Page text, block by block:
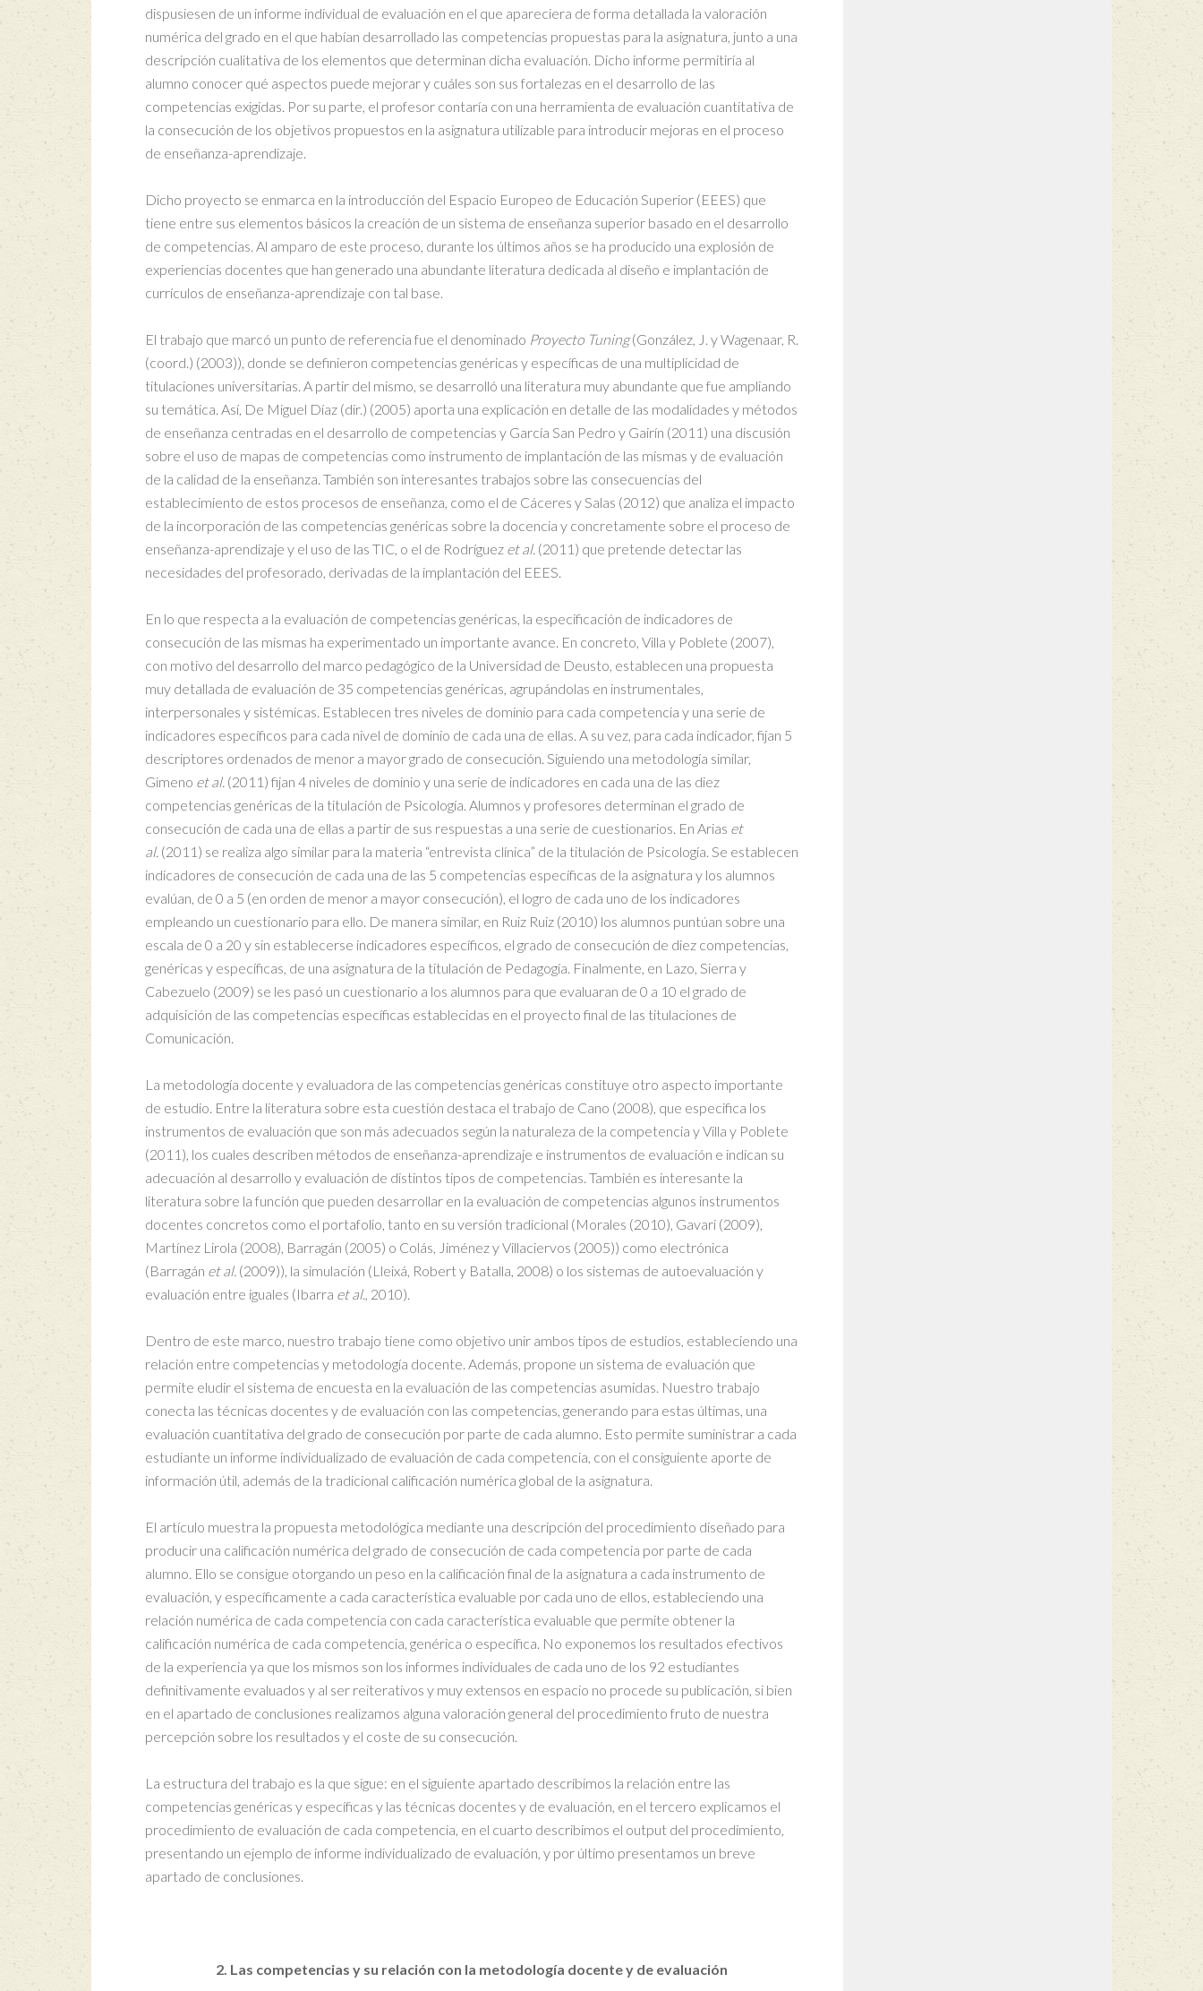
dispusiesen de un informe individual de evaluación en el que apareciera de forma detallada la valoración
numérica del grado en el que habían desarrollado las competencias propuestas para la asignatura, junto a una
descripción cualitativa de los elementos que determinan dicha evaluación. Dicho informe permitiría al
alumno conocer qué aspectos puede mejorar y cuáles son sus fortalezas en el desarrollo de las
competencias exigidas. Por su parte, el profesor contaría con una herramienta de evaluación cuantitativa de
la consecución de los objetivos propuestos en la asignatura utilizable para introducir mejoras en el proceso
de enseñanza-aprendizaje.
Dicho proyecto se enmarca en la introducción del Espacio Europeo de Educación Superior (EEES) que
tiene entre sus elementos básicos la creación de un sistema de enseñanza superior basado en el desarrollo
de competencias. Al amparo de este proceso, durante los últimos años se ha producido una explosión de
experiencias docentes que han generado una abundante literatura dedicada al diseño e implantación de
currículos de enseñanza-aprendizaje con tal base.
El trabajo que marcó un punto de referencia fue el denominado Proyecto Tuning(González, J. y Wagenaar, R.
(coord.) (2003)), donde se definieron competencias genéricas y específicas de una multiplicidad de
titulaciones universitarias. A partir del mismo, se desarrolló una literatura muy abundante que fue ampliando
su temática. Así, De Miguel Díaz (dir.) (2005) aporta una explicación en detalle de las modalidades y métodos
de enseñanza centradas en el desarrollo de competencias y García San Pedro y Gairín (2011) una discusión
sobre el uso de mapas de competencias como instrumento de implantación de las mismas y de evaluación
de la calidad de la enseñanza. También son interesantes trabajos sobre las consecuencias del
establecimiento de estos procesos de enseñanza, como el de Cáceres y Salas (2012) que analiza el impacto
de la incorporación de las competencias genéricas sobre la docencia y concretamente sobre el proceso de
enseñanza-aprendizaje y el uso de las TIC, o el de Rodríguez et al. (2011) que pretende detectar las
necesidades del profesorado, derivadas de la implantación del EEES.
En lo que respecta a la evaluación de competencias genéricas, la especificación de indicadores de
consecución de las mismas ha experimentado un importante avance. En concreto, Villa y Poblete (2007),
con motivo del desarrollo del marco pedagógico de la Universidad de Deusto, establecen una propuesta
muy detallada de evaluación de 35 competencias genéricas, agrupándolas en instrumentales,
interpersonales y sistémicas. Establecen tres niveles de dominio para cada competencia y una serie de
indicadores específicos para cada nivel de dominio de cada una de ellas. A su vez, para cada indicador, fijan 5
descriptores ordenados de menor a mayor grado de consecución. Siguiendo una metodología similar,
Gimeno et al. (2011) fijan 4 niveles de dominio y una serie de indicadores en cada una de las diez
competencias genéricas de la titulación de Psicología. Alumnos y profesores determinan el grado de
consecución de cada una de ellas a partir de sus respuestas a una serie de cuestionarios. En Arias et
al. (2011) se realiza algo similar para la materia “entrevista clínica” de la titulación de Psicología. Se establecen
indicadores de consecución de cada una de las 5 competencias específicas de la asignatura y los alumnos
evalúan, de 0 a 5 (en orden de menor a mayor consecución), el logro de cada uno de los indicadores
empleando un cuestionario para ello. De manera similar, en Ruiz Ruiz (2010) los alumnos puntúan sobre una
escala de 0 a 20 y sin establecerse indicadores específicos, el grado de consecución de diez competencias,
genéricas y específicas, de una asignatura de la titulación de Pedagogía. Finalmente, en Lazo, Sierra y
Cabezuelo (2009) se les pasó un cuestionario a los alumnos para que evaluaran de 0 a 10 el grado de
adquisición de las competencias específicas establecidas en el proyecto final de las titulaciones de
Comunicación.
La metodología docente y evaluadora de las competencias genéricas constituye otro aspecto importante
de estudio. Entre la literatura sobre esta cuestión destaca el trabajo de Cano (2008), que especifica los
instrumentos de evaluación que son más adecuados según la naturaleza de la competencia y Villa y Poblete
(2011), los cuales describen métodos de enseñanza-aprendizaje e instrumentos de evaluación e indican su
adecuación al desarrollo y evaluación de distintos tipos de competencias. También es interesante la
literatura sobre la función que pueden desarrollar en la evaluación de competencias algunos instrumentos
docentes concretos como el portafolio, tanto en su versión tradicional (Morales (2010), Gavari (2009),
Martínez Lirola (2008), Barragán (2005) o Colás, Jiménez y Villaciervos (2005)) como electrónica
(Barragán et al. (2009)), la simulación (Lleixá, Robert y Batalla, 2008) o los sistemas de autoevaluación y
evaluación entre iguales (Ibarra et al., 2010).
Dentro de este marco, nuestro trabajo tiene como objetivo unir ambos tipos de estudios, estableciendo una
relación entre competencias y metodología docente. Además, propone un sistema de evaluación que
permite eludir el sistema de encuesta en la evaluación de las competencias asumidas. Nuestro trabajo
conecta las técnicas docentes y de evaluación con las competencias, generando para estas últimas, una
evaluación cuantitativa del grado de consecución por parte de cada alumno. Esto permite suministrar a cada
estudiante un informe individualizado de evaluación de cada competencia, con el consiguiente aporte de
información útil, además de la tradicional calificación numérica global de la asignatura.
El artículo muestra la propuesta metodológica mediante una descripción del procedimiento diseñado para
producir una calificación numérica del grado de consecución de cada competencia por parte de cada
alumno. Ello se consigue otorgando un peso en la calificación final de la asignatura a cada instrumento de
evaluación, y específicamente a cada característica evaluable por cada uno de ellos, estableciendo una
relación numérica de cada competencia con cada característica evaluable que permite obtener la
calificación numérica de cada competencia, genérica o específica. No exponemos los resultados efectivos
de la experiencia ya que los mismos son los informes individuales de cada uno de los 92 estudiantes
definitivamente evaluados y al ser reiterativos y muy extensos en espacio no procede su publicación, si bien
en el apartado de conclusiones realizamos alguna valoración general del procedimiento fruto de nuestra
percepción sobre los resultados y el coste de su consecución.
La estructura del trabajo es la que sigue: en el siguiente apartado describimos la relación entre las
competencias genéricas y específicas y las técnicas docentes y de evaluación, en el tercero explicamos el
procedimiento de evaluación de cada competencia, en el cuarto describimos el output del procedimiento,
presentando un ejemplo de informe individualizado de evaluación, y por último presentamos un breve
apartado de conclusiones.
2. Las competencias y su relación con la metodología docente y de evaluación